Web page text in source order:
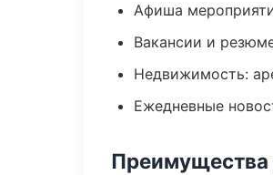
Афиша
Вакансии и
Недвижимость:
Ежедневные
Преимущества